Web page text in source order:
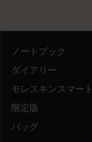
ノートブック
ダイアリー
モレスキンスマート
限定版
バッグ